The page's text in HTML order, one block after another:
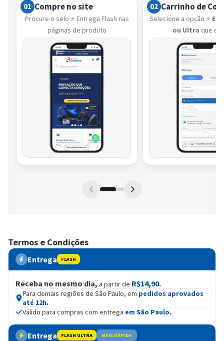
01 Compre no site
Procure o selo ⚡ Entrega Flash nas
páginas de produto
02 Carrinho de
Selecione a opção ⚡
ou Ultra que
Termos e Condições
Entrega FLASH
Receba no mesmo dia, a partir de R$14,90.
Para demais regiões de São Paulo, em pedidos aprovados
até 12h.
Válido para compras com entrega em São Paulo.
Entrega FLASH ULTRA MAIS RÁPIDA